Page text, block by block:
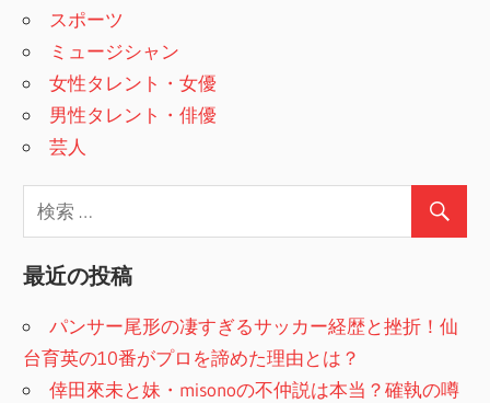
スポーツ
ミュージシャン
女性タレント・女優
男性タレント・俳優
芸人
最近の投稿
パンサー尾形の凄すぎるサッカー経歴と挫折！仙
台育英の10番がプロを諦めた理由とは？
倖田來未と妹・misonoの不仲説は本当？確執の噂